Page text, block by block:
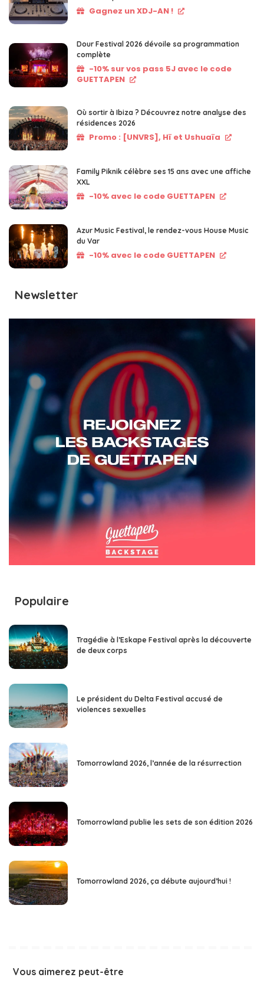
Gagnez un XDJ-AN !
Dour Festival 2026 dévoile sa programmation
complète
-10% sur vos pass 5J avec le code
GUETTAPEN
Où sortir à Ibiza ? Découvrez notre analyse des
résidences 2026
Promo : [UNVRS], Hï et Ushuaïa
Family Piknik célèbre ses 15 ans avec une affiche
XXL
-10% avec le code GUETTAPEN
Azur Music Festival, le rendez-vous House Music
du Var
-10% avec le code GUETTAPEN
Newsletter
Populaire
Tragédie à l’Eskape Festival après la découverte
de deux corps
Le président du Delta Festival accusé de
violences sexuelles
Tomorrowland 2026, l’année de la résurrection
Tomorrowland publie les sets de son édition 2026
Tomorrowland 2026, ça débute aujourd’hui !
Vous aimerez peut-être